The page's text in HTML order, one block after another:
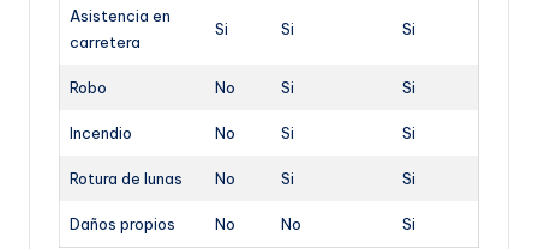
Asistencia en
carretera
Si Si Si
Robo No Si Si
Incendio No Si Si
Rotura de lunas No Si Si
Daños propios No No Si